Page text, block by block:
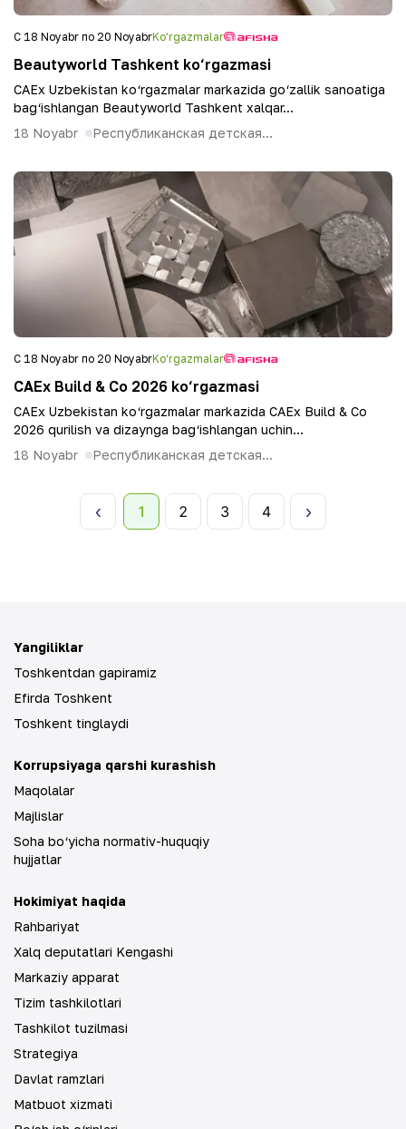
С 18 Noyabr по 20 NoyabrKo‘rgazmalar
Beautyworld Tashkent ko‘rgazmasi
CAEx Uzbekistan ko‘rgazmalar markazida go‘zallik sanoatiga
bag‘ishlangan Beautyworld Tashkent xalqar...
18 Noyabr
Республиканская детская...
С 18 Noyabr по 20 NoyabrKo‘rgazmalar
CAEx Build & Co 2026 ko‘rgazmasi
CAEx Uzbekistan ko‘rgazmalar markazida CAEx Build & Co
2026 qurilish va dizaynga bag‘ishlangan uchin...
18 Noyabr
Республиканская детская...
1 2 3 4
Yangiliklar
Toshkentdan gapiramiz
Efirda Toshkent
Toshkent tinglaydi
Korrupsiyaga qarshi kurashish
Maqolalar
Majlislar
Soha bo‘yicha normativ-huquqiy
hujjatlar
Hokimiyat haqida
Rahbariyat
Xalq deputatlari Kengashi
Markaziy apparat
Tizim tashkilotlari
Tashkilot tuzilmasi
Strategiya
Davlat ramzlari
Matbuot xizmati